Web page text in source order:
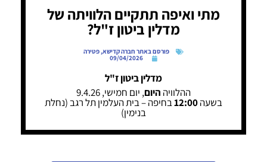
מתי ואיפה תתקיים הלוויתה של
מדלין ביטון ז"ל?
פורסם באתר חברה קדישא,פטירה
09/04/2026
מדלין ביטון ז"ל
ההלוויה היום , יום חמישי, 9.4.26
בשעה12:00בחיפה – בית העלמין תל רגב (נחלת
בנימין)